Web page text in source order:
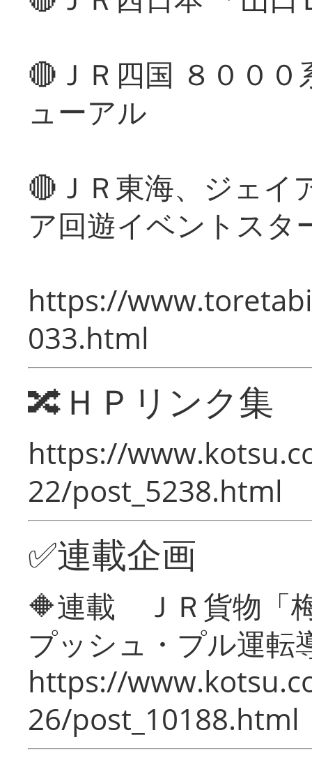
🔴ＪＲ四国 ８００
ューアル
🔴ＪＲ東海、ジェイ
ア回遊イベントスタ
https://
033.html
🔀ＨＰリンク集
https://
22/post_5238.html
✅連載企画
🔶連載 ＪＲ貨物「
プッシュ・プル運転
https://
26/post_10188.html